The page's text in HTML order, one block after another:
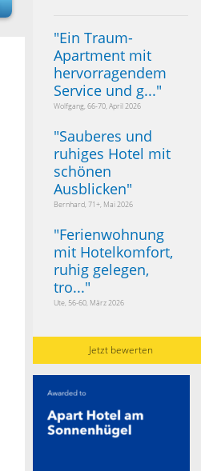
"Ein Traum-
Apartment mit
hervorragendem
Service und g..."
Wolfgang, 66-70, April 2026
"Sauberes und
ruhiges Hotel mit
schönen
Ausblicken"
Bernhard, 71+, Mai 2026
"Ferienwohnung
mit Hotelkomfort,
ruhig gelegen,
tro..."
Ute, 56-60, März 2026
Jetzt bewerten